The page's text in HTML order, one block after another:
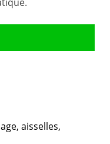
aisselles,